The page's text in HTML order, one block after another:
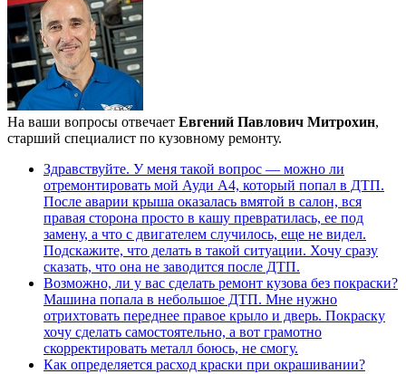
На ваши вопросы отвечает Евгений Павлович Митрохин,
старший специалист по кузовному ремонту.
Здравствуйте. У меня такой вопрос — можно ли
отремонтировать мой Ауди А4, который попал в ДТП.
После аварии крыша оказалась вмятой в салон, вся
правая сторона просто в кашу превратилась, ее под
замену, а что с двигателем случилось, еще не видел.
Подскажите, что делать в такой ситуации. Хочу сразу
сказать, что она не заводится после ДТП.
Возможно, ли у вас сделать ремонт кузова без покраски?
Машина попала в небольшое ДТП. Мне нужно
отрихтовать переднее правое крыло и дверь. Покраску
хочу сделать самостоятельно, а вот грамотно
скорректировать металл боюсь, не смогу.
Как определяется расход краски при окрашивании?